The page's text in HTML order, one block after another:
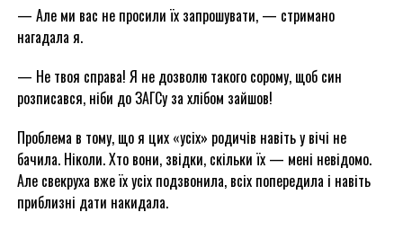
— Але ми вас не просили їх запрошувати, — стримано
нагадала я.
— Не твоя справа! Я не дозволю такого сорому, щоб син
розписався, ніби до ЗАГСу за хлібом зайшов!
Проблема в тому, що я цих «усіх» родичів навіть у вічі не
бачила. Ніколи. Хто вони, звідки, скільки їх — мені невідомо.
Але свекруха вже їх усіх подзвонила, всіх попередила і навіть
приблизні дати накидала.